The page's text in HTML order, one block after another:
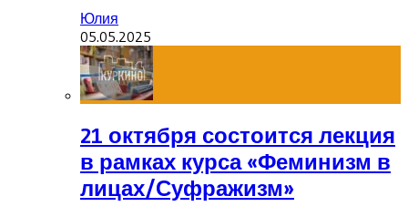
Юлия
05.05.2025
21 октября состоится лекция
в рамках курса «Феминизм в
лицах/Суфражизм»